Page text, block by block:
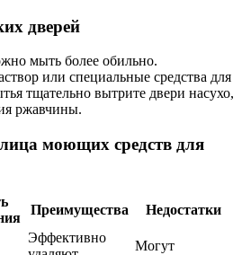
дверей
мыть более обильно.
или специальные средства для
тщательно вытрите двери насухо,
ржавчины.
моющих средств для
Преимущества Недостатки
Эффективно
Могут